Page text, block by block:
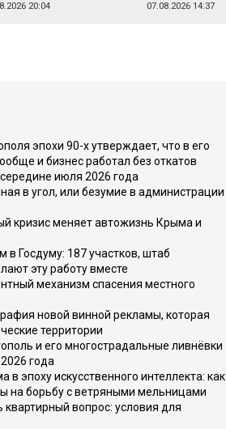
20:04 07.08.2026 14:37
эпохи 90-х утверждает, что в его
и бизнес работал без откатов
июля 2026 года
в угол, или безумие в администрации
кризис меняет автожизнь Крыма и
в Госдуму: 187 участков, штаб
эту работу вместе
механизм спасения местного
новой винной рекламы, которая
территории
и его многострадальные ливнёвки
года
в эпоху искусственного интеллекта: как
на борьбу с ветряными мельницами
вопрос: условия для